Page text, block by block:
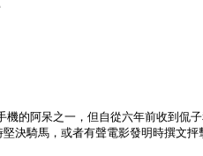
機的阿呆之一，但自從六年前收到
決騎馬，或者有聲電影發明時撰文抨